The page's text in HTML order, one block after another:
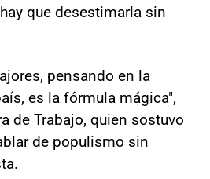
que desestimarla sin
pensando en la
es la fórmula mágica",
de Trabajo, quien sostuvo
de populismo sin